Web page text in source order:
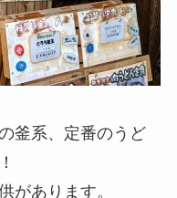
釜系、定番のうど
があります。